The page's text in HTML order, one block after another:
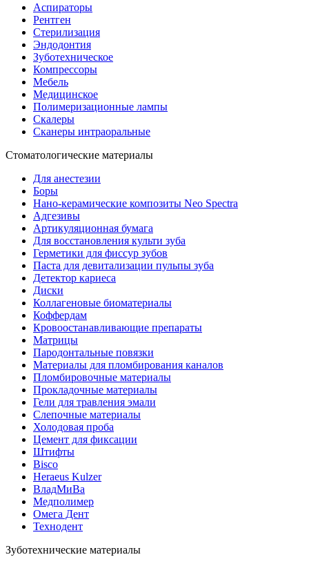
Аспираторы
Рентген
Стерилизация
Эндодонтия
Зуботехническое
Компрессоры
Мебель
Медицинское
Полимеризационные лампы
Скалеры
Сканеры интраоральные
Стоматологические материалы
Для анестезии
Боры
Нано-керамические композиты Neo Spectra
Адгезивы
Артикуляционная бумага
Для восстановления культи зуба
Герметики для фиссур зубов
Паста для девитализации пульпы зуба
Детектор кариеса
Диски
Коллагеновые биоматериалы
Коффердам
Кровоостанавливающие препараты
Матрицы
Пародонтальные повязки
Материалы для пломбирования каналов
Пломбировочные материалы
Прокладочные материалы
Гели для травления эмали
Слепочные материалы
Холодовая проба
Цемент для фиксации
Штифты
Bisco
Heraeus Kulzer
ВладМиВа
Медполимер
Омега Дент
Технодент
Зуботехнические материалы